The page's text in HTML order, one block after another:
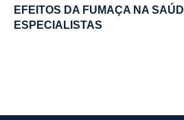
EFEITOS DA FUMAÇA NA
ESPECIALISTAS